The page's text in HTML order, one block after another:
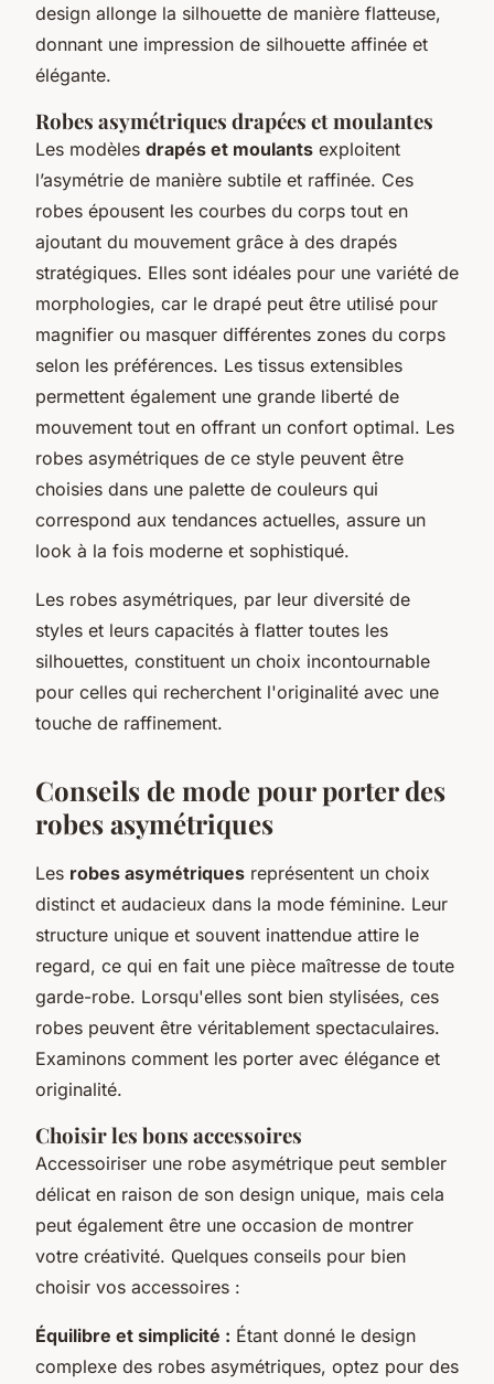
design allonge la silhouette de manière flatteuse,
donnant une impression de silhouette affinée et
élégante.
Robes asymétriques drapées et moulantes
Les modèles drapés et moulants exploitent
l’asymétrie de manière subtile et raffinée. Ces
robes épousent les courbes du corps tout en
ajoutant du mouvement grâce à des drapés
stratégiques. Elles sont idéales pour une variété de
morphologies, car le drapé peut être utilisé pour
magnifier ou masquer différentes zones du corps
selon les préférences. Les tissus extensibles
permettent également une grande liberté de
mouvement tout en offrant un confort optimal. Les
robes asymétriques de ce style peuvent être
choisies dans une palette de couleurs qui
correspond aux tendances actuelles, assure un
look à la fois moderne et sophistiqué.
Les robes asymétriques, par leur diversité de
styles et leurs capacités à flatter toutes les
silhouettes, constituent un choix incontournable
pour celles qui recherchent l'originalité avec une
touche de raffinement.
Conseils de mode pour porter des
robes asymétriques
Les robes asymétriques représentent un choix
distinct et audacieux dans la mode féminine. Leur
structure unique et souvent inattendue attire le
regard, ce qui en fait une pièce maîtresse de toute
garde-robe. Lorsqu'elles sont bien stylisées, ces
robes peuvent être véritablement spectaculaires.
Examinons comment les porter avec élégance et
originalité.
Choisir les bons accessoires
Accessoiriser une robe asymétrique peut sembler
délicat en raison de son design unique, mais cela
peut également être une occasion de montrer
votre créativité. Quelques conseils pour bien
choisir vos accessoires :
Équilibre et simplicité : Étant donné le design
complexe des robes asymétriques, optez pour des